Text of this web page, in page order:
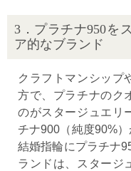
3．プラチナ950を
ア的なブランド
クラフトマンシップ
方で、プラチナのク
のがスタージュエリ
チナ900（純度90%
結婚指輪にプラチナ
ランドは、スタージ